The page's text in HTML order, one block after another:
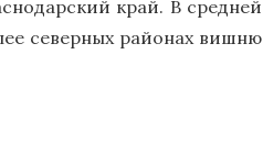
край. В средней
северных районах вишню